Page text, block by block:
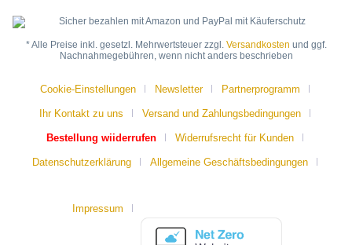
* Alle Preise inkl. gesetzl. Mehrwertsteuer zzgl. Versandkosten und ggf.
Nachnahmegebühren, wenn nicht anders beschrieben
Cookie-Einstellungen Newsletter Partnerprogramm
Ihr Kontakt zu uns Versand und Zahlungsbedingungen
Bestellung wiiderrufen Widerrufsrecht für Kunden
Datenschutzerklärung Allgemeine Geschäftsbedingungen
Impressum